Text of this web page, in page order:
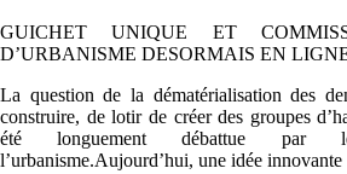
GUICHET UNIQUE ET
D’URBANISME DESORMAIS EN
La question de la dématérialisation des
construire, de lotir de créer des groupes
été longuement débattue par
l’urbanisme.Aujourd’hui, une idée